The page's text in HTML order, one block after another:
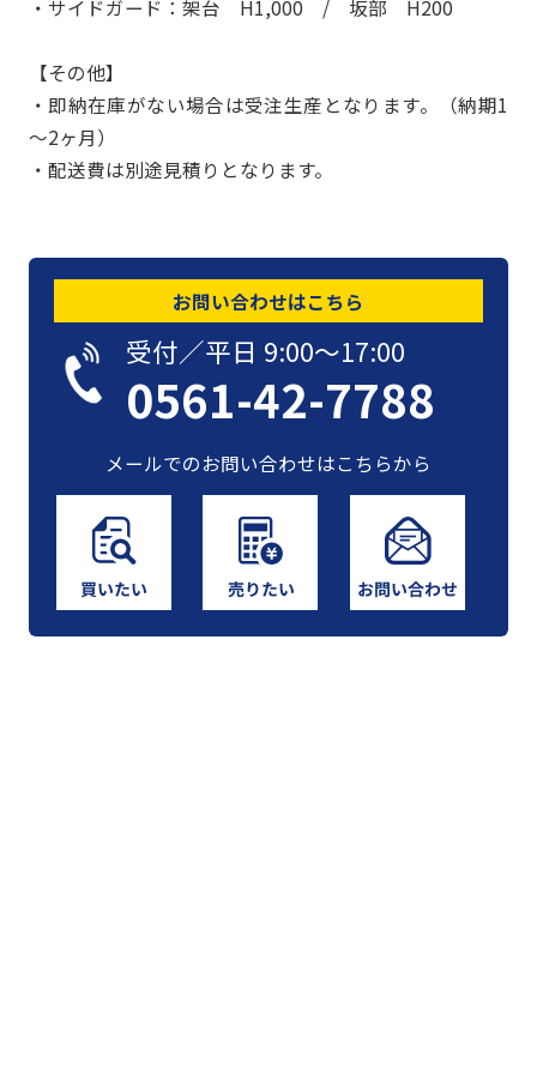
・サイドガード：架台 H1,000 / 坂部 H200
【その他】
・即納在庫がない場合は受注生産となります。（納期1
～2ヶ月）
・配送費は別途見積りとなります。
お問い合わせはこちら
受付／平日 9:00〜17:00
0561-42-7788
メールでのお問い合わせはこちらから